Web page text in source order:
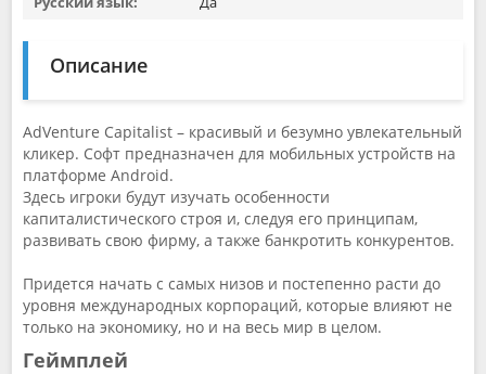
Описание
AdVenture Capitalist – красивый и безумно увлекательный
кликер. Софт предназначен для мобильных устройств на
платформе Android.
Здесь игроки будут изучать особенности
капиталистического строя и, следуя его принципам,
развивать свою фирму, а также банкротить конкурентов.
Придется начать с самых низов и постепенно расти до
уровня международных корпораций, которые влияют не
только на экономику, но и на весь мир в целом.
Геймплей